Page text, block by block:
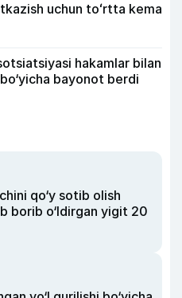
uchun toʻrtta kema
hakamlar bilan
bayonot berdi
qo‘y sotib olish
borib o‘ldirgan yigit 20